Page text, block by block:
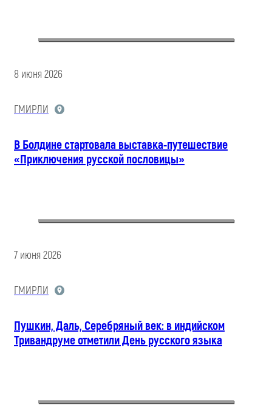
8 июня 2026
ГМИРЛИ
В Болдине стартовала выставка-путешествие
«Приключения русской пословицы»
7 июня 2026
ГМИРЛИ
Пушкин, Даль, Серебряный век: в индийском
Тривандруме отметили День русского языка